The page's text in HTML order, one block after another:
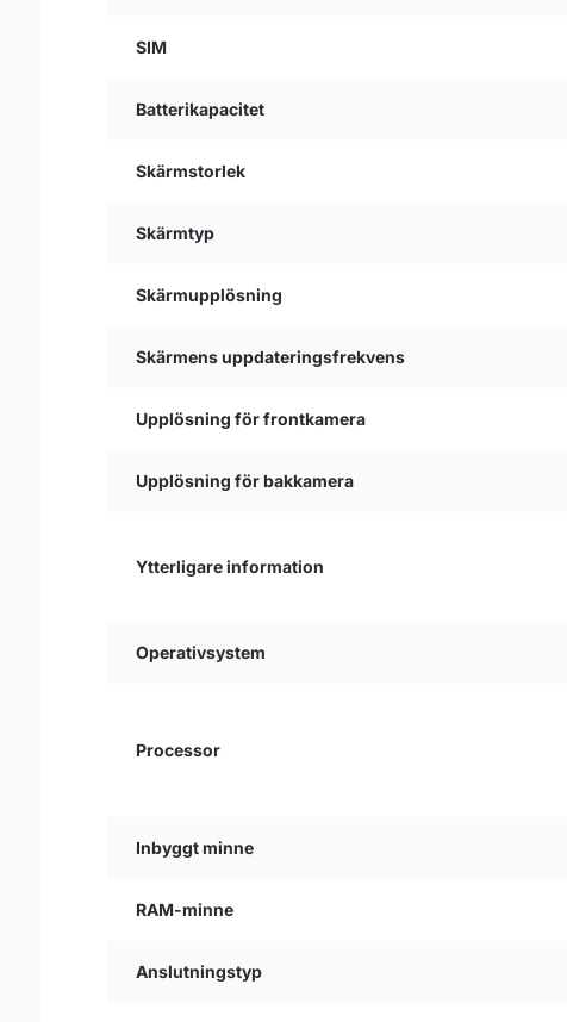
SIM
Batterikapacitet
Skärmstorlek
Skärmtyp
Skärmupplösning
Skärmens uppdateringsfrekvens
Upplösning för frontkamera
Upplösning för bakkamera
Ytterligare information
Operativsystem
Processor
Inbyggt minne
RAM-minne
Anslutningstyp